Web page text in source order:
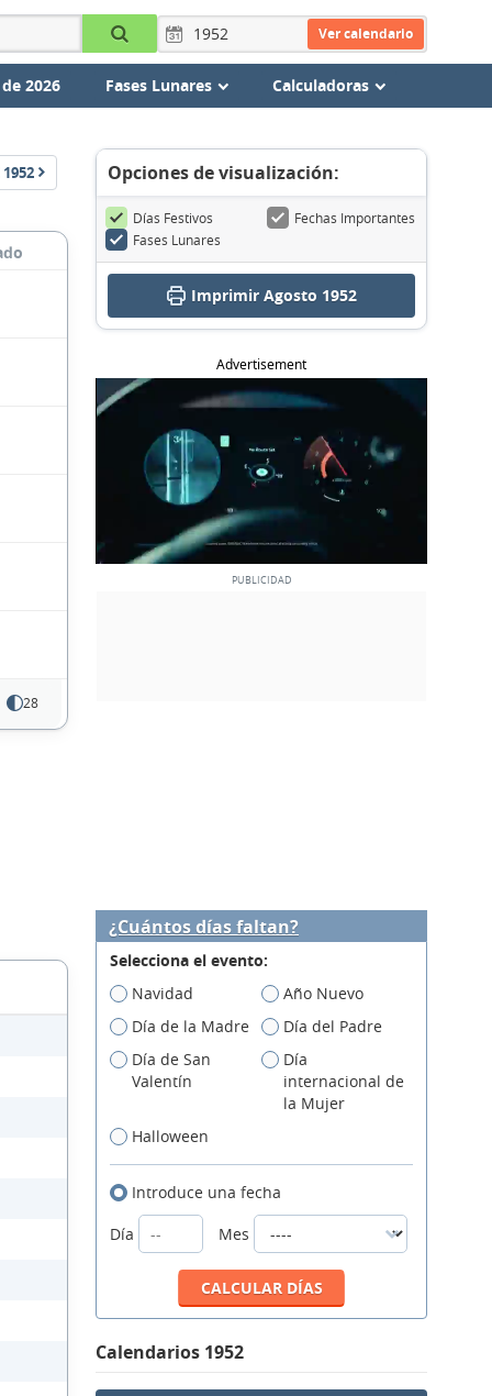
Ver calendario
2026 Fases Lunares Calculadoras
1952
28
Opciones de visualización:
Días Festivos
Fechas Importantes
Fases Lunares
Imprimir Agosto 1952
Advertisement
¿Cuántos días faltan?
Selecciona el evento:
Navidad
Año Nuevo
Día de la Madre
Día del Padre
Día de San
Valentín
Día
internacional de
la Mujer
Halloween
Introduce una fecha
Día
Mes
Calendarios 1952